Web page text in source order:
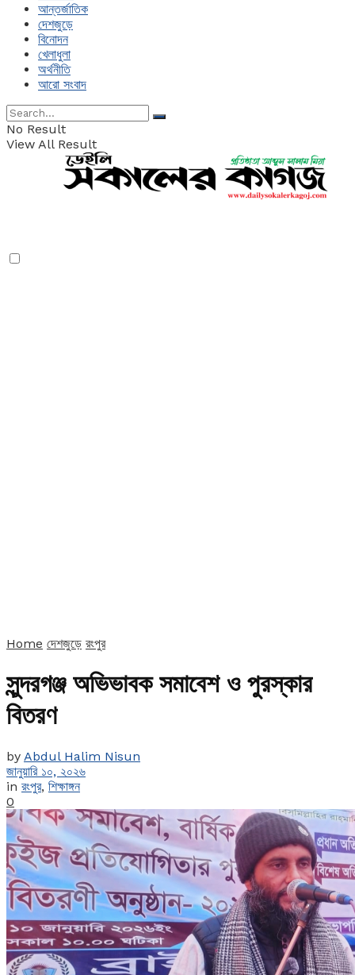
আন্তর্জাতিক
দেশজুড়ে
বিনোদন
খেলাধুলা
অর্থনীতি
আরো সংবাদ
No Result
View All Result
Home দেশজুড়ে রংপুর
সুন্দরগঞ্জ অভিভাবক সমাবেশ ও পুরস্কার
বিতরণ
by Abdul Halim Nisun
জানুয়ারি ১০, ২০২৬
in রংপুর, শিক্ষাঙ্গন
0